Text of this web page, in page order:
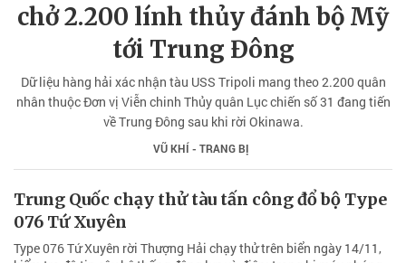
chở 2.200 lính thủy đánh bộ Mỹ
tới Trung Đông
Dữ liệu hàng hải xác nhận tàu USS Tripoli mang theo 2.200 quân
nhân thuộc Đơn vị Viễn chinh Thủy quân Lục chiến số 31 đang tiến
về Trung Đông sau khi rời Okinawa.
VŨ KHÍ - TRANG BỊ
Trung Quốc chạy thử tàu tấn công đổ bộ Type
076 Tứ Xuyên
Type 076 Tứ Xuyên rời Thượng Hải chạy thử trên biển ngày 14/11,